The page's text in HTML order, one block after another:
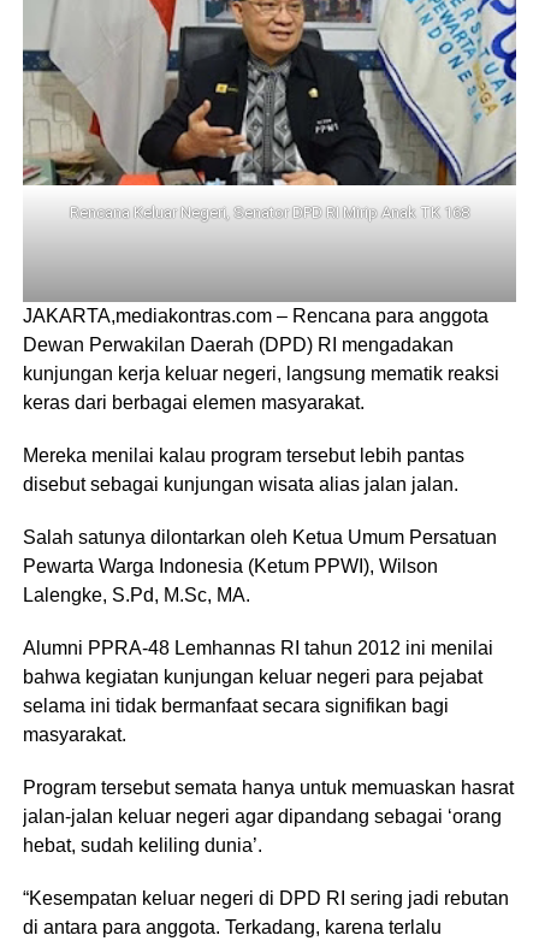
Rencana Keluar Negeri, Senator DPD RI Mirip Anak TK 168
JAKARTA,mediakontras.com – Rencana para anggota
Dewan Perwakilan Daerah (DPD) RI mengadakan
kunjungan kerja keluar negeri, langsung mematik reaksi
keras dari berbagai elemen masyarakat.
Mereka menilai kalau program tersebut lebih pantas
disebut sebagai kunjungan wisata alias jalan jalan.
Salah satunya dilontarkan oleh Ketua Umum Persatuan
Pewarta Warga Indonesia (Ketum PPWI), Wilson
Lalengke, S.Pd, M.Sc, MA.
Alumni PPRA-48 Lemhannas RI tahun 2012 ini menilai
bahwa kegiatan kunjungan keluar negeri para pejabat
selama ini tidak bermanfaat secara signifikan bagi
masyarakat.
Program tersebut semata hanya untuk memuaskan hasrat
jalan-jalan keluar negeri agar dipandang sebagai ‘orang
hebat, sudah keliling dunia’.
“Kesempatan keluar negeri di DPD RI sering jadi rebutan
di antara para anggota. Terkadang, karena terlalu